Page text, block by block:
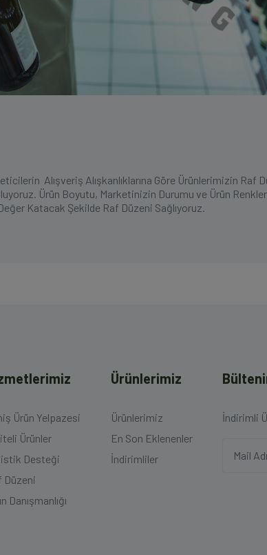
Alışveriş Alışkanlıklarına Göre Ürünlerimizin Raf
Ürün Boyutu, Marketinizin Durumu ve Ürün
Katacak Şekilde Raf Düzeni Sağlıyoruz.
Ürün Yelpazesi
Ürünler
Desteği
Düzeni
Danışmanlığı
Ürünlerimiz
Ürünlerimiz
En Son Eklenenler
İndirimliler
İndirimli